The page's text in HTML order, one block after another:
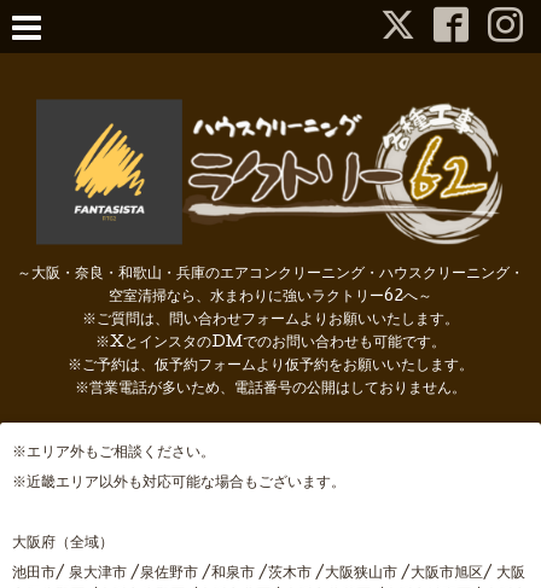
～大阪・奈良・和歌山・兵庫のエアコンクリーニング・ハウスクリーニング・
空室清掃なら、水まわりに強いラクトリー62へ～
※ご質問は、問い合わせフォームよりお願いいたします。
※XとインスタのDMでのお問い合わせも可能です。
※ご予約は、仮予約フォームより仮予約をお願いいたします。
※営業電話が多いため、電話番号の公開はしておりません。
※エリア外もご相談ください。
※近畿エリア以外も対応可能な場合もございます。
大阪府（全域）
池田市/ 泉大津市 /泉佐野市 /和泉市 /茨木市 /大阪狭山市 /大阪市旭区/ 大阪